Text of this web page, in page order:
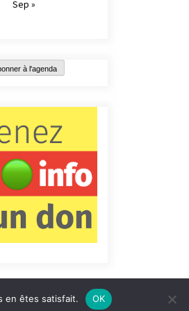
Sep »
à l'agenda
Informations légales
en êtes satisfait. OK